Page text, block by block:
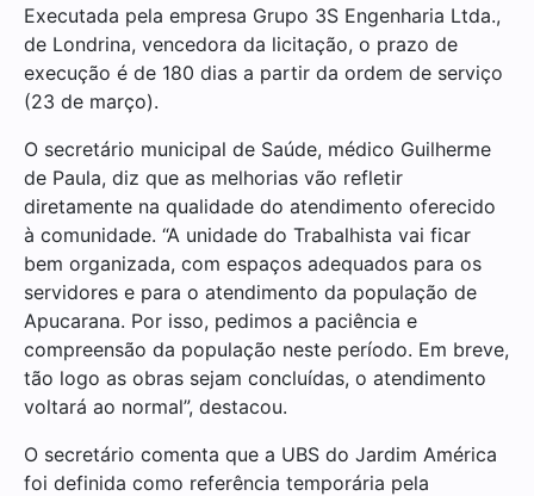
Executada pela empresa Grupo 3S Engenharia Ltda.,
de Londrina, vencedora da licitação, o prazo de
execução é de 180 dias a partir da ordem de serviço
(23 de março).
O secretário municipal de Saúde, médico Guilherme
de Paula, diz que as melhorias vão refletir
diretamente na qualidade do atendimento oferecido
à comunidade. “A unidade do Trabalhista vai ficar
bem organizada, com espaços adequados para os
servidores e para o atendimento da população de
Apucarana. Por isso, pedimos a paciência e
compreensão da população neste período. Em breve,
tão logo as obras sejam concluídas, o atendimento
voltará ao normal”, destacou.
O secretário comenta que a UBS do Jardim América
foi definida como referência temporária pela